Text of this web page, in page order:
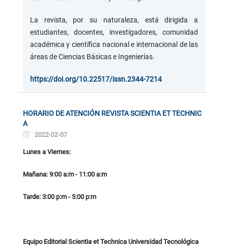
La revista, por su naturaleza, está dirigida a
estudiantes, docentes, investigadores, comunidad
académica y científica nacional e internacional de las
áreas de Ciencias Básicas e Ingenierías.
https://doi.org/10.22517/issn.2344-7214
HORARIO DE ATENCIÓN REVISTA SCIENTIA ET TECHNIC
A
2022-02-07
Lunes a Viernes:
Mañana: 9:00 a:m - 11:00 a:m
Tarde: 3:00 p:m - 5:00 p:m
Equipo Editorial Scientia et Technica Universidad Tecnológica